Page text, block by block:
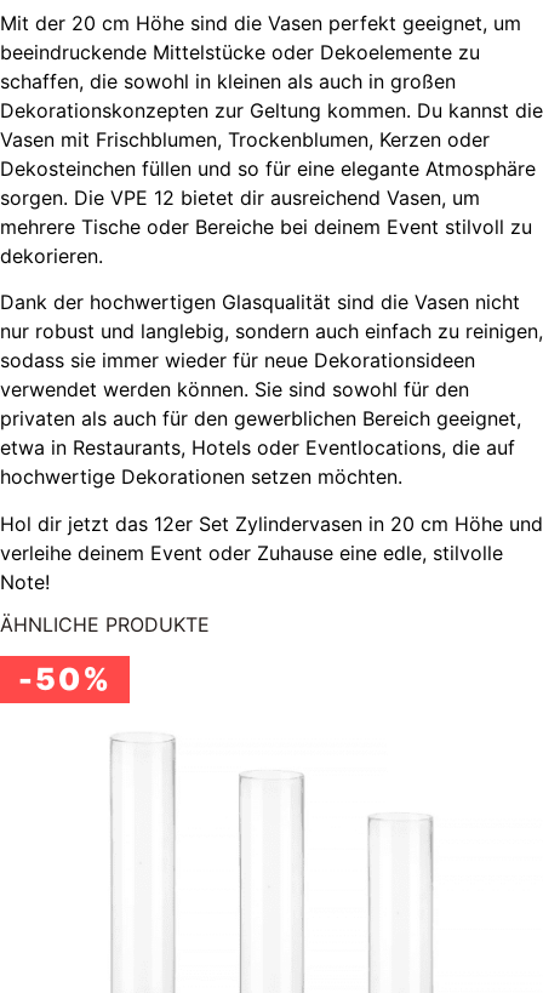
Mit der 20 cm Höhe sind die Vasen perfekt geeignet, um
beeindruckende Mittelstücke oder Dekoelemente zu
schaffen, die sowohl in kleinen als auch in großen
Dekorationskonzepten zur Geltung kommen. Du kannst die
Vasen mit Frischblumen, Trockenblumen, Kerzen oder
Dekosteinchen füllen und so für eine elegante Atmosphäre
sorgen. Die VPE 12 bietet dir ausreichend Vasen, um
mehrere Tische oder Bereiche bei deinem Event stilvoll zu
dekorieren.
Dank der hochwertigen Glasqualität sind die Vasen nicht
nur robust und langlebig, sondern auch einfach zu reinigen,
sodass sie immer wieder für neue Dekorationsideen
verwendet werden können. Sie sind sowohl für den
privaten als auch für den gewerblichen Bereich geeignet,
etwa in Restaurants, Hotels oder Eventlocations, die auf
hochwertige Dekorationen setzen möchten.
Hol dir jetzt das 12er Set Zylindervasen in 20 cm Höhe und
verleihe deinem Event oder Zuhause eine edle, stilvolle
Note!
ÄHNLICHE PRODUKTE
-50%